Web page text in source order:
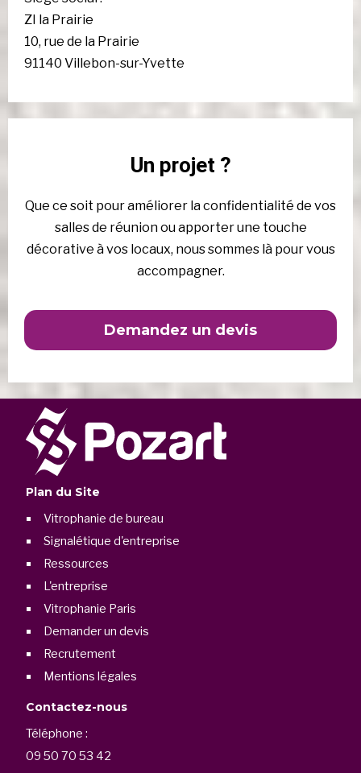
ZI la Prairie
10, rue de la Prairie
91140 Villebon-sur-Yvette
Un projet ?
Que ce soit pour améliorer la confidentialité de vos
salles de réunion ou apporter une touche
décorative à vos locaux, nous sommes là pour vous
accompagner.
Demandez un devis
Plan du Site
Vitrophanie de bureau
Signalétique d'entreprise
Ressources
L'entreprise
Vitrophanie Paris
Demander un devis
Recrutement
Mentions légales
Contactez-nous
Téléphone :
09 50 70 53 42